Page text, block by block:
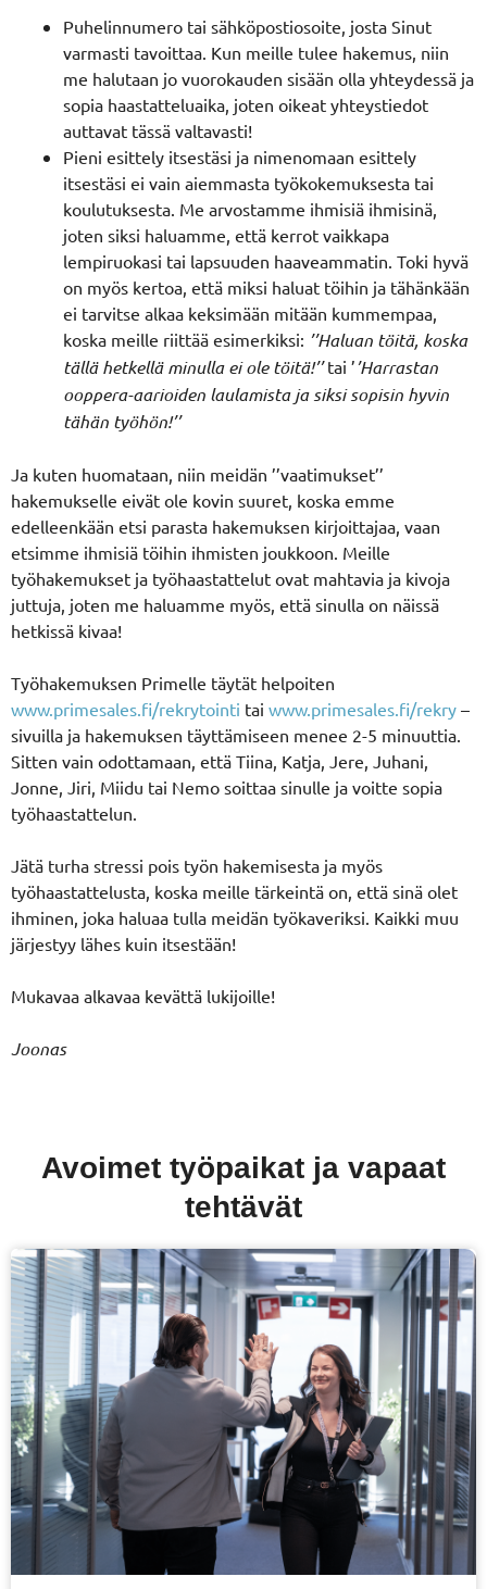
Puhelinnumero tai sähköpostiosoite, josta Sinut
varmasti tavoittaa. Kun meille tulee hakemus, niin
me halutaan jo vuorokauden sisään olla yhteydessä ja
sopia haastatteluaika, joten oikeat yhteystiedot
auttavat tässä valtavasti!
Pieni esittely itsestäsi ja nimenomaan esittely
itsestäsi ei vain aiemmasta työkokemuksesta tai
koulutuksesta. Me arvostamme ihmisiä ihmisinä,
joten siksi haluamme, että kerrot vaikkapa
lempiruokasi tai lapsuuden haaveammatin. Toki hyvä
on myös kertoa, että miksi haluat töihin ja tähänkään
ei tarvitse alkaa keksimään mitään kummempaa,
koska meille riittää esimerkiksi: ’’Haluan töitä, koska
tällä hetkellä minulla ei ole töitä!’’tai ’’Harrastan
ooppera-aarioiden laulamista ja siksi sopisin hyvin
tähän työhön!’’
Ja kuten huomataan, niin meidän ’’vaatimukset’’
hakemukselle eivät ole kovin suuret, koska emme
edelleenkään etsi parasta hakemuksen kirjoittajaa, vaan
etsimme ihmisiä töihin ihmisten joukkoon. Meille
työhakemukset ja työhaastattelut ovat mahtavia ja kivoja
juttuja, joten me haluamme myös, että sinulla on näissä
hetkissä kivaa!
Työhakemuksen Primelle täytät helpoiten
www.primesales.fi/rekrytointi tai www.primesales.fi/rekry –
sivuilla ja hakemuksen täyttämiseen menee 2-5 minuuttia.
Sitten vain odottamaan, että Tiina, Katja, Jere, Juhani,
Jonne, Jiri, Miidu tai Nemo soittaa sinulle ja voitte sopia
työhaastattelun.
Jätä turha stressi pois työn hakemisesta ja myös
työhaastattelusta, koska meille tärkeintä on, että sinä olet
ihminen, joka haluaa tulla meidän työkaveriksi. Kaikki muu
järjestyy lähes kuin itsestään!
Mukavaa alkavaa kevättä lukijoille!
Joonas
Avoimet työpaikat ja vapaat
tehtävät